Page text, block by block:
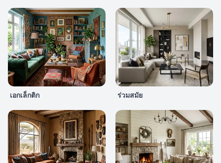
เอกเล็กติก ร่วมสมัย